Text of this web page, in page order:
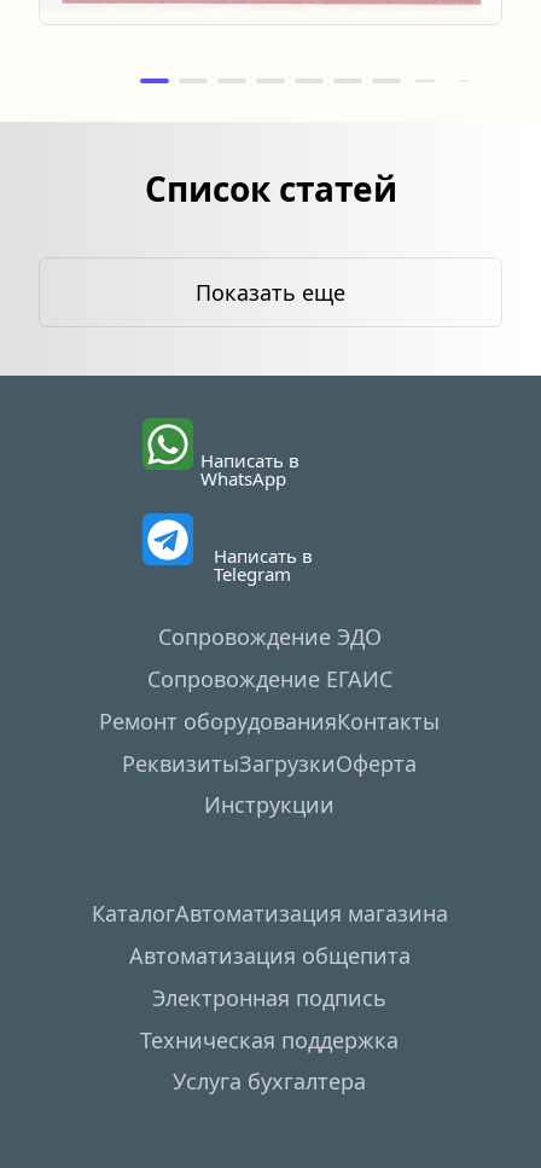
Список статей
Показать еще
КаталогАвтоматизация магазина
Автоматизация общепита
Электронная подпись
Техническая поддержка
Услуга бухгалтера
Написать в
WhatsApp
Сопровождение ЭДО
Сопровождение ЕГАИС
Ремонт оборудованияКонтакты
РеквизитыЗагрузкиОферта
Инструкции
Написать в
Telegram